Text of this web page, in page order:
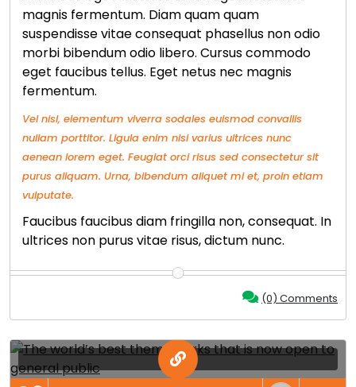
magnis fermentum. Diam quam quam
suspendisse vitae consequat phasellus non odio
morbi bibendum odio libero. Cursus commodo
eget faucibus tellus. Eget netus nec magnis
fermentum.
Vel nisl, elementum viverra sodales euismod convallis
nullam porttitor. Ligula enim nisi varius ultrices nunc
aenean lorem eget. Feugiat orci risus sed consectetur sit
purus aliquam. Urna, bibendum aliquet mi et, proin etiam
vulputate.
Faucibus faucibus diam fringilla non, consequat. In
ultrices non purus vitae risus, dictum nunc.
(0) Comments